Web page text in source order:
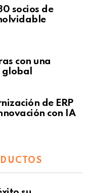
socios de
con una
de ERP
con IA